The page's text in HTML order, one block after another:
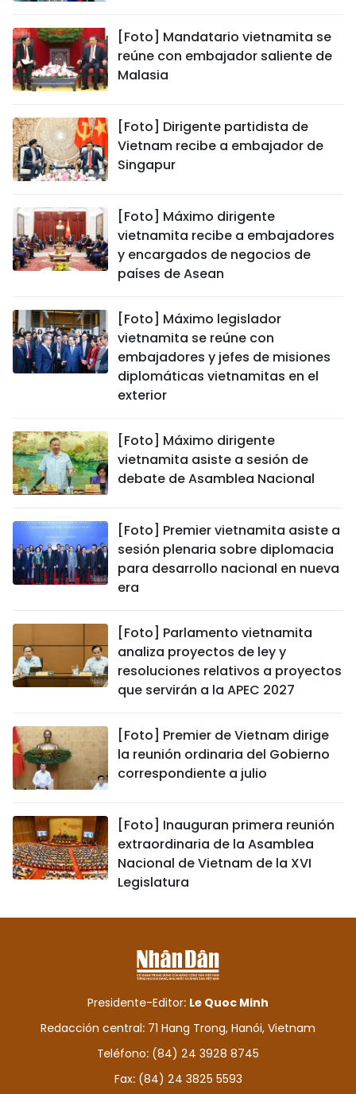
[Foto] Mandatario vietnamita se
reúne con embajador saliente de
Malasia
[Foto] Dirigente partidista de
Vietnam recibe a embajador de
Singapur
[Foto] Máximo dirigente
vietnamita recibe a embajadores
y encargados de negocios de
países de Asean
[Foto] Máximo legislador
vietnamita se reúne con
embajadores y jefes de misiones
diplomáticas vietnamitas en el
exterior
[Foto] Máximo dirigente
vietnamita asiste a sesión de
debate de Asamblea Nacional
[Foto] Premier vietnamita asiste a
sesión plenaria sobre diplomacia
para desarrollo nacional en nueva
era
[Foto] Parlamento vietnamita
analiza proyectos de ley y
resoluciones relativos a proyectos
que servirán a la APEC 2027
[Foto] Premier de Vietnam dirige
la reunión ordinaria del Gobierno
correspondiente a julio
[Foto] Inauguran primera reunión
extraordinaria de la Asamblea
Nacional de Vietnam de la XVI
Legislatura
Presidente-Editor: Le Quoc Minh
Redacción central: 71 Hang Trong, Hanói, Vietnam
Teléfono: (84) 24 3928 8745
Fax: (84) 24 3825 5593